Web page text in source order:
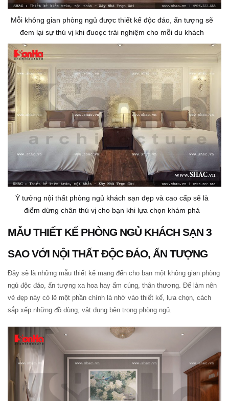
Mỗi không gian phòng ngủ được thiết kế độc đáo, ấn tượng sẽ
đem lại sự thú vị khi đuoẹc trải nghiệm cho mỗi du khách
Ý tưởng nội thất phòng ngủ khách sạn đẹp và cao cấp sẽ là
điểm dừng chân thú vị cho bạn khi lựa chọn khám phá
MẪU THIẾT KẾ PHÒNG NGỦ KHÁCH SẠN 3
SAO VỚI NỘI THẤT ĐỘC ĐÁO, ẤN TƯỢNG
Đây sẽ là những mẫu thiết kế mang đến cho bạn một không gian phòng
ngủ độc đáo, ấn tượng xa hoa hay ấm cúng, thân thương. Để làm nên
vẻ đẹp này có lẽ một phần chính là nhờ vào thiết kế, lựa chọn, cách
sắp xếp những đồ dùng, vật dụng bên trong phòng ngủ.